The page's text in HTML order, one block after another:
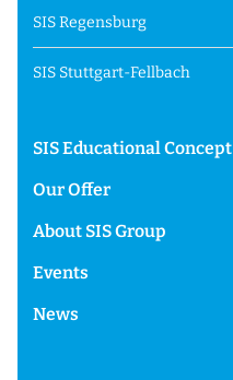
SIS Regensburg
SIS Stuttgart-Fellbach
SIS Educational Concept
Our Offer
About SIS Group
Events
News